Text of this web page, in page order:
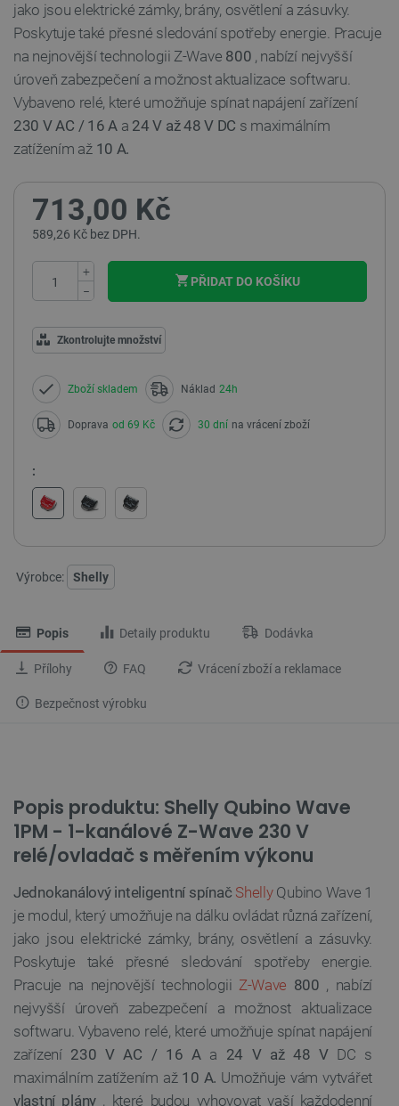
jako jsou elektrické zámky, brány, osvětlení a zásuvky.
Poskytuje také přesné sledování spotřeby energie. Pracuje
na nejnovější technologii Z-Wave 800 , nabízí nejvyšší
úroveň zabezpečení a možnost aktualizace softwaru.
Vybaveno relé, které umožňuje spínat napájení zařízení
230 V AC / 16 Aa 24 V až 48 V DC s maximálním
zatížením až 10 A.
713,00 Kč
589,26 Kč bez DPH.
+
−
PŘIDAT DO KOŠÍKU
Zkontrolujte množství
Zboží skladem Náklad 24h
Doprava od 69 Kč 30 dní na vrácení zboží
:
Výrobce: Shelly
Popis Detaily produktu Dodávka
Přílohy FAQ Vrácení zboží a reklamace
Bezpečnost výrobku
Popis produktu: Shelly Qubino Wave
1PM - 1-kanálové Z-Wave 230 V
relé/ovladač s měřením výkonu
Jednokanálový inteligentní spínač ShellyQubino Wave 1
je modul, který umožňuje na dálku ovládat různá zařízení,
jako jsou elektrické zámky, brány, osvětlení a zásuvky.
Poskytuje také přesné sledování spotřeby energie.
Pracuje na nejnovější technologii Z-Wave 800 , nabízí
nejvyšší úroveň zabezpečení a možnost aktualizace
softwaru. Vybaveno relé, které umožňuje spínat napájení
zařízení 230 V AC / 16 Aa 24 V až 48 VDC s
maximálním zatížením až 10 A. Umožňuje vám vytvářet
vlastní plány , které budou vyhovovat vaší každodenní